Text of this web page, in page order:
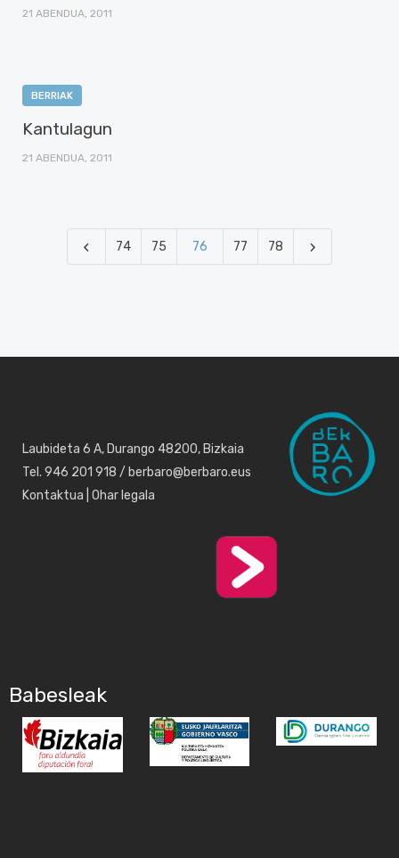
21 ABENDUA, 2011
BERRIAK
Kantulagun
21 ABENDUA, 2011
74 75 76 77 78
Laubideta 6 A, Durango 48200, Bizkaia
Tel. 946 201 918 / berbaro@berbaro.eus
Kontaktua Ohar legala
Babesleak